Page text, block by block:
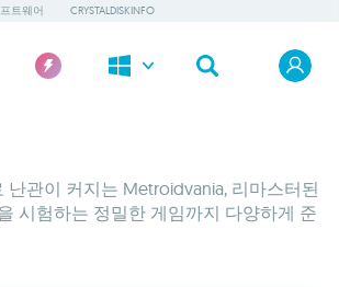
트웨어 CRYSTALDISKINFO
관이 커지는 Metroidvania, 리마스터된
시험하는 정밀한 게임까지 다양하게 준